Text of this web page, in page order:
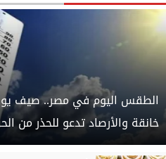
الطقس اليوم في مصر.. صيف
خانقة والأرصاد تدعو للحذر من